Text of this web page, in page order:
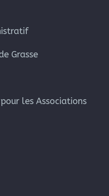
Grasse
les Associations